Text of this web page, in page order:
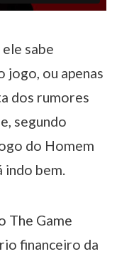
sabe
jogo, ou apenas
dos rumores
segundo
do Homem
indo bem.
The Game
financeiro da